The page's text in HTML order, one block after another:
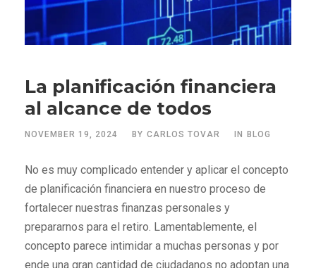
La planificación financiera
al alcance de todos
NOVEMBER 19, 2024 BY CARLOS TOVAR IN BLOG
No es muy complicado entender y aplicar el concepto
de planificación financiera en nuestro proceso de
fortalecer nuestras finanzas personales y
prepararnos para el retiro. Lamentablemente, el
concepto parece intimidar a muchas personas y por
ende una gran cantidad de ciudadanos no adoptan una